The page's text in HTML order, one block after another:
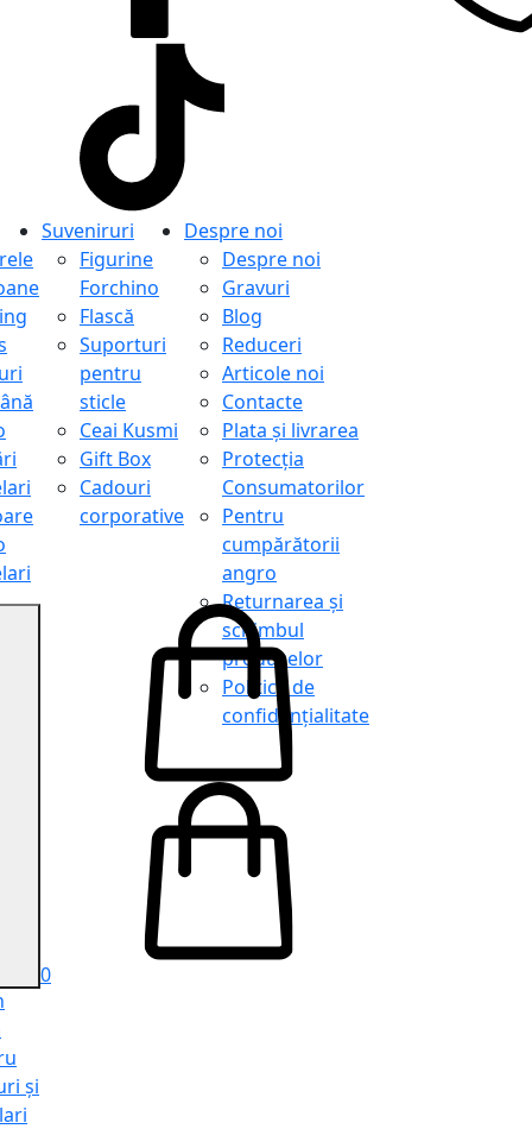
și
Suveniruri
Figurine
Forchino
Flască
Suporturi
pentru
sticle
Ceai Kusmi
Gift Box
Cadouri
corporative
Despre noi
Despre noi
Gravuri
Blog
Reduceri
Articole noi
Contacte
Plata și livrarea
Protecţia
Consumatorilor
Pentru
cumpărătorii
angro
Returnarea și
schimbul
produselor
Politica de
confidențialitate
0